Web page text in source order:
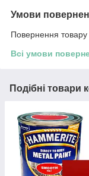
Умови
Повернення товару
Всі умови
Подібні товари